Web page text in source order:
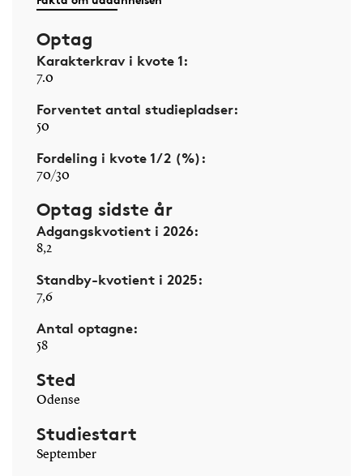
Optag
Karakterkrav i kvote 1:
7.0
Forventet antal studiepladser:
50
Fordeling i kvote 1/2 (%):
70/30
Optag sidste år
Adgangskvotient i 2026:
8,2
Standby-kvotient i 2025:
7,6
Antal optagne:
58
Sted
Odense
Studiestart
September